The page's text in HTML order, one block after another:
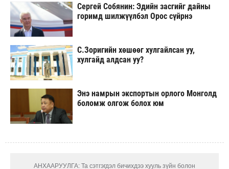
Сергей Собянин: Эдийн засгийг дайны
горимд шилжүүлбэл Орос сүйрнэ
С.Зоригийн хөшөөг хулгайлсан уу,
хулгайд алдсан уу?
Энэ намрын экспортын орлого Монголд
боломж олгож болох юм
АНХААРУУЛГА: Та сэтгэгдэл бичихдээ хууль зүйн болон